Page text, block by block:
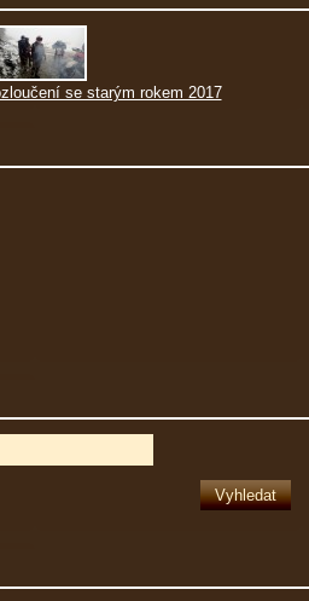
se starým rokem 2017